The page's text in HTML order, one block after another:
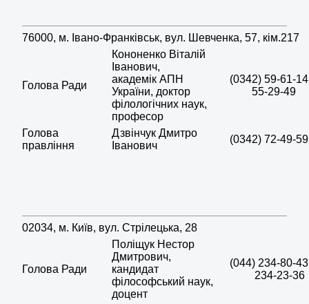
76000, м. Івано-Франківськ, вул. Шевченка, 57, кім.217
Голова Ради
Кононенко Віталій
Іванович,
академік АПН
України, доктор
філологічних наук,
професор
(0342) 59-61-
55-29-49
Голова
правління
Дзвінчук Дмитро
Іванович
(0342) 72-49-59
02034, м. Київ, вул. Стрілецька, 28
Голова Ради
Поліщук Нестор
Дмитрович,
кандидат
філософський наук,
доцент
(044) 234-80-
234-23-36